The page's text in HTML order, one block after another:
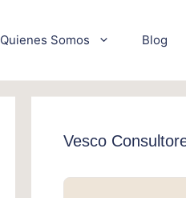
Quienes Somos Blog
Vesco